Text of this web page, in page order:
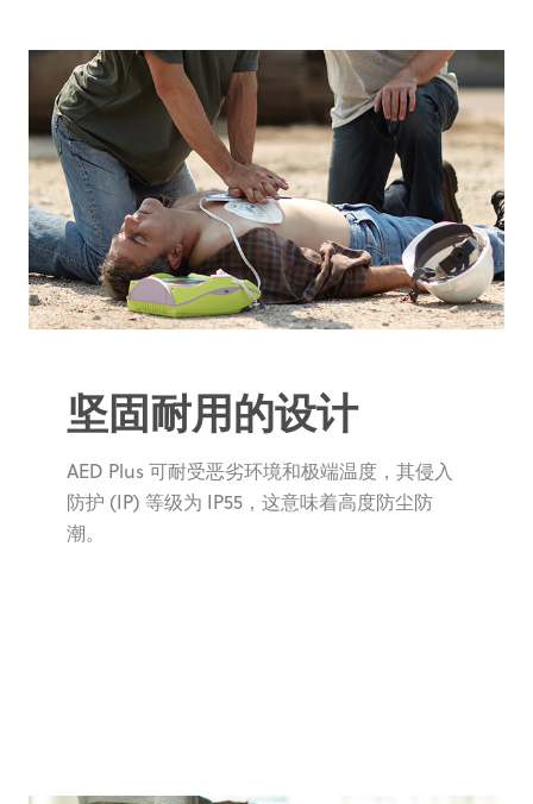
坚固耐用的设计
AED Plus 可耐受恶劣环境和极端温度，其侵入
防护 (IP) 等级为 IP55，这意味着高度防尘防
潮。